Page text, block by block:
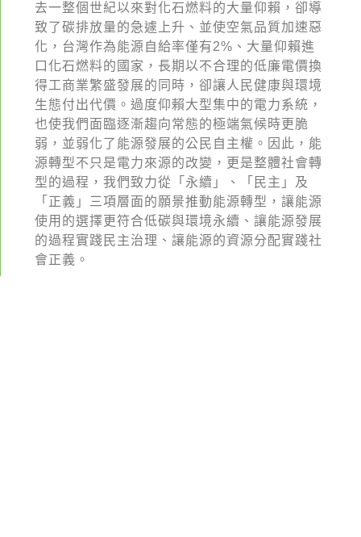
捐款徵信
年度報告與財報
綠盟倡議
廢除核電
淨零轉型
透明足跡
綠盟觀點
新聞稿及聲明
能源轉型
去一整個世紀以來對化石燃料的大量仰賴，卻導
致了碳排放量的急遽上升、並使空氣品質加速惡
化，台灣作為能源自給率僅有2%、大量仰賴進
口化石燃料的國家，長期以不合理的低廉電價換
得工商業繁盛發展的同時，卻讓人民健康與環境
生態付出代價。過度仰賴大型集中的電力系統，
也使我們面臨逐漸趨向常態的極端氣候時更脆
弱，並弱化了能源發展的公民自主權。因此，能
源轉型不只是電力來源的改變，更是整體社會轉
型的過程，我們致力從「永續」、「民主」及
「正義」三項層面的願景推動能源轉型，讓能源
使用的選擇更符合低碳與環境永續、讓能源發展
的過程實踐民主治理、讓能源的資源分配實踐社
會正義。